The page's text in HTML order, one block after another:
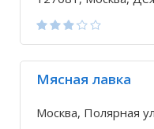
Мясная лавка
Москва, Полярная